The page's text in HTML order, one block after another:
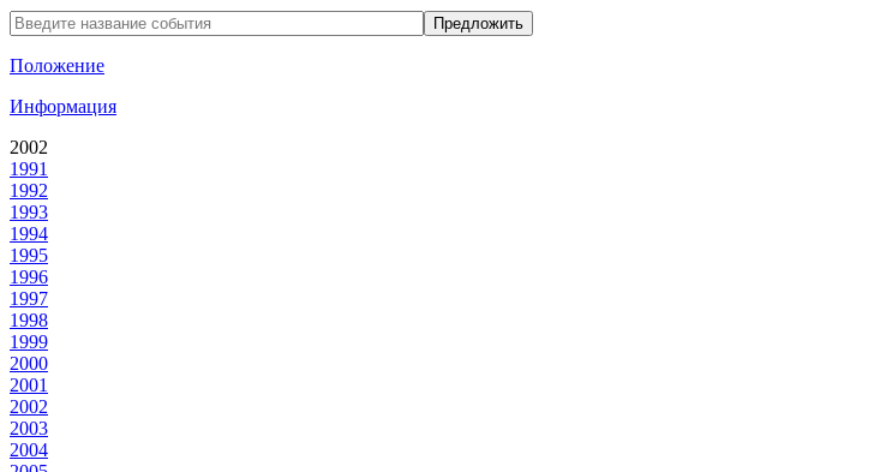
Предложить
Положение
Информация
2002
1991
1992
1993
1994
1995
1996
1997
1998
1999
2000
2001
2002
2003
2004